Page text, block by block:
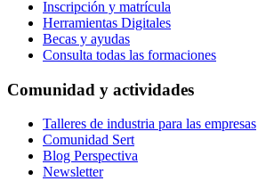
Inscripción y matrícula
Herramientas Digitales
Becas y ayudas
Consulta todas las formaciones
Comunidad y actividades
Talleres de industria para las empresas
Comunidad Sert
Blog Perspectiva
Newsletter